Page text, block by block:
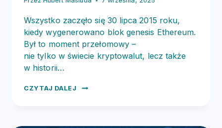
Wszystko zaczęło się 30 lipca 2015 roku,
kiedy wygenerowano blok genesis Ethereum.
Był to moment przełomowy –
nie tylko w świecie kryptowalut, lecz także
w historii…
CZYTAJ DALEJ
ETHEREUM